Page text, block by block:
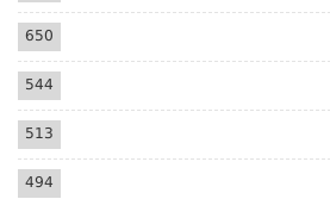
650
544
513
494